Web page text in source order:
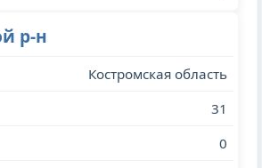
р-н
Костромская область
31
0